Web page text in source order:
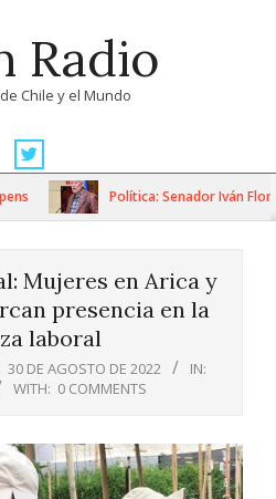
Radio
Chile y el Mundo
Política: Senador Iván Flores
Mujeres en Arica y
presencia en la
laboral
30 DE AGOSTO DE 2022
IN:
WITH: 0 COMMENTS